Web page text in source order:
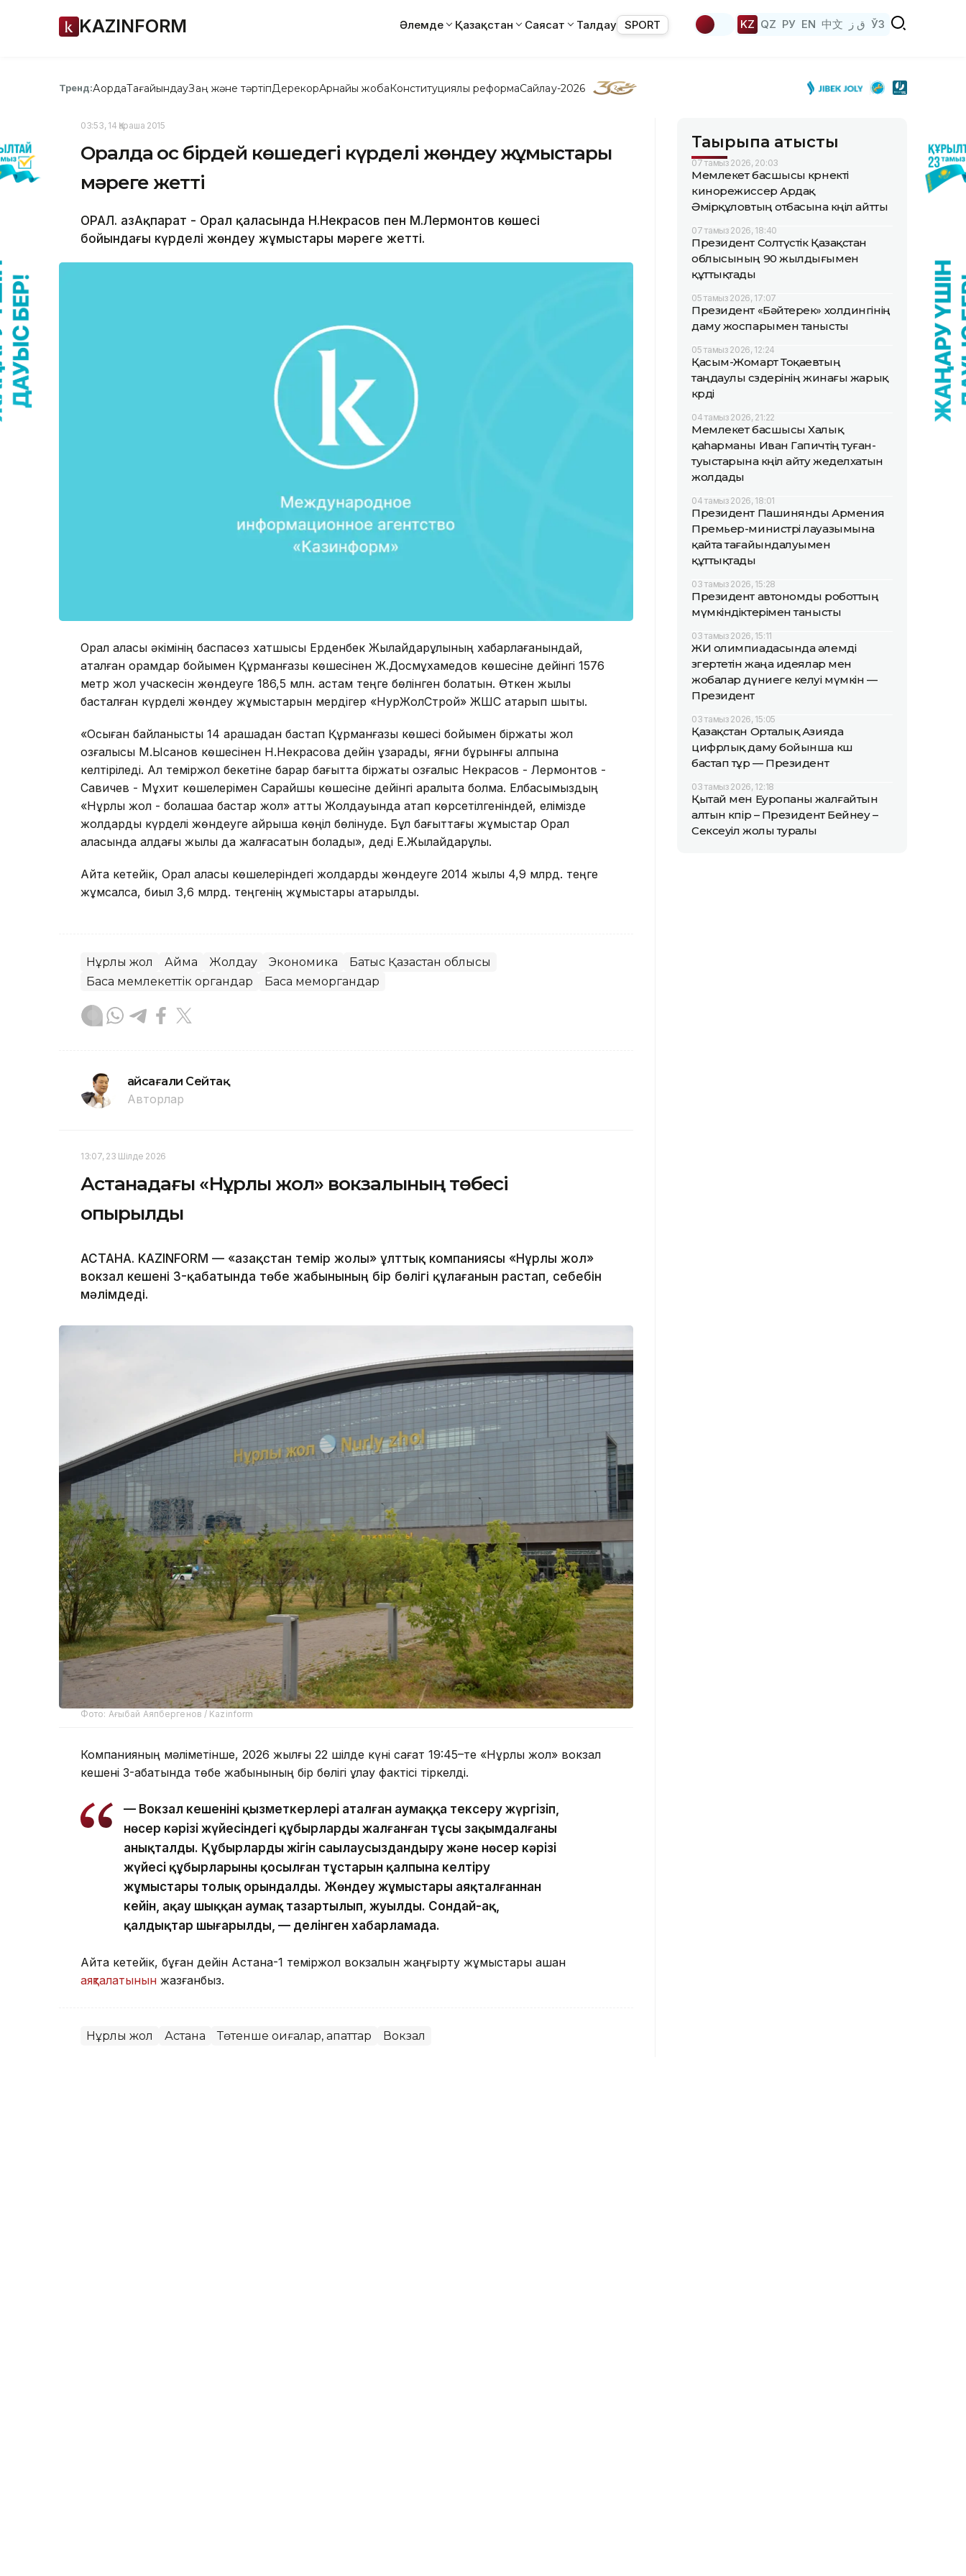
KAZINFORM Әлемде Қазақстан Саясат Талдау SPORT KZ QZ РУ EN 中文 ق ز ЎЗ
Тренд:АқордаТағайындауЗаң және тәртіпДерекқорАрнайы жобаКонституциялық реформаСайлау-2026
03:53, 14 Қараша 2015
Оралда қос бірдей көшедегі күрделі жөндеу жұмыстары
мәреге жетті
ОРАЛ. ҚазАқпарат - Орал қаласында Н.Некрасов пен М.Лермонтов көшесі
бойындағы күрделі жөндеу жұмыстары мәреге жетті.
Орал қаласы әкімінің баспасөз хатшысы Ерденбек Жылқайдарұлының хабарлағанындай,
аталған орамдар бойымен Құрманғазы көшесінен Ж.Досмұхамедов көшесіне дейінгі 1576
метр жол учаскесін жөндеуге 186,5 млн. астам теңге бөлінген болатын. Өткен жылы
басталған күрделі жөндеу жұмыстарын мердігер «НурЖолСтрой» ЖШС атқарып шықты.
«Осыған байланысты 14 қарашадан бастап Құрманғазы көшесі бойымен біржақты жол
қозғалысы М.Ықсанов көшесінен Н.Некрасовқа дейін ұзарады, яғни бұрынғы қалпына
келтіріледі. Ал теміржол бекетіне барар бағытта біржақты қозғалыс Некрасов - Лермонтов -
Савичев - Мұхит көшелерімен Сарайшық көшесіне дейінгі аралықта болмақ. Елбасымыздың
«Нұрлы жол - болашаққа бастар жол» атты Жолдауында атап көрсетілгеніндей, елімізде
жолдарды күрделі жөндеуге айрықша көңіл бөлінуде. Бұл бағыттағы жұмыстар Орал
қаласында алдағы жылы да жалғасатын болады», деді Е.Жылқайдарұлы.
Айта кетейік, Орал қаласы көшелеріндегі жолдарды жөндеуге 2014 жылы 4,9 млрд. теңге
жұмсалса, биыл 3,6 млрд. теңгенің жұмыстары атқарылды.
Нұрлы жол Аймақ Жолдау Экономика
Батыс Қазақстан облысы
Басқа мемлекеттік органдар
Басқа меморгандар
Ғайсағали Сейтақ
Авторлар
13:07, 23 Шілде 2026
Астанадағы «Нұрлы жол» вокзалының төбесі
опырылды
АСТАНА. KAZINFORM — «Қазақстан темір жолы» ұлттық компаниясы «Нұрлы жол»
вокзал кешені 3-қабатында төбе жабынының бір бөлігі құлағанын растап, себебін
мәлімдеді.
Фото: Ағыбай Аяпбергенов / Kazinform
Компанияның мәліметінше, 2026 жылғы 22 шілде күні сағат 19:45–те «Нұрлы жол» вокзал
кешені 3-қабатында төбе жабынының бір бөлігі құлау фактісі тіркелді.
— Вокзал кешенінің қызметкерлері аталған аумаққа тексеру жүргізіп,
нөсер кәрізі жүйесіндегі құбырлардың жалғанған тұсы зақымдалғаны
анықталды. Құбырлардың жігін саңылаусыздандыру және нөсер кәрізі
жүйесі құбырларының қосылған тұстарын қалпына келтіру
жұмыстары толық орындалды. Жөндеу жұмыстары аяқталғаннан
кейін, ақау шыққан аумақ тазартылып, жуылды. Сондай-ақ,
қалдықтар шығарылды, — делінген хабарламада.
Айта кетейік, бұған дейін Астана-1 теміржол вокзалын жаңғырту жұмыстары қашан
аяқталатынын жазғанбыз.
Нұрлы жол Астана Төтенше оқиғалар, апаттар Вокзал
Тақырыпқа қатысты
07 тамыз 2026, 20:03
Мемлекет басшысы көрнекті
кинорежиссер Ардақ
Әмірқұловтың отбасына көңіл айтты
07 тамыз 2026, 18:40
Президент Солтүстік Қазақстан
облысының 90 жылдығымен
құттықтады
05 тамыз 2026, 17:07
Президент «Бәйтерек» холдингінің
даму жоспарымен танысты
05 тамыз 2026, 12:24
Қасым-Жомарт Тоқаевтың
таңдаулы сөздерінің жинағы жарық
көрді
04 тамыз 2026, 21:22
Мемлекет басшысы Халық
қаһарманы Иван Гапичтің туған-
туыстарына көңіл айту жеделхатын
жолдады
04 тамыз 2026, 18:01
Президент Пашинянды Армения
Премьер-министрі лауазымына
қайта тағайындалуымен
құттықтады
03 тамыз 2026, 15:28
Президент автономды роботтың
мүмкіндіктерімен танысты
03 тамыз 2026, 15:11
ЖИ олимпиадасында әлемді
өзгертетін жаңа идеялар мен
жобалар дүниеге келуі мүмкін —
Президент
03 тамыз 2026, 15:05
Қазақстан Орталық Азияда
цифрлық даму бойынша көш
бастап тұр — Президент
03 тамыз 2026, 12:18
Қытай мен Еуропаны жалғайтын
алтын көпір – Президент Бейнеу –
Сексеуіл жолы туралы